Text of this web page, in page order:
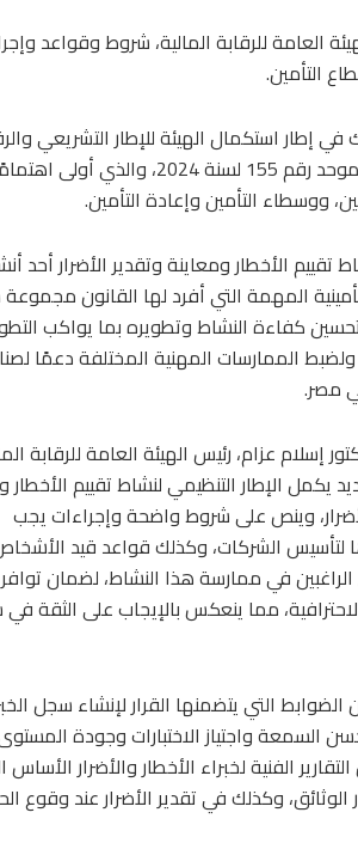
العامة للرقابة المالية، شروط وقواعد
التأمين.
إطار استكمال الهيئة للإطار التشريعي
التأمين الموحد رقم 155 لسنة
ووسطاء التأمين وإعادة التأمين.
تقييم الأخطار ومعاينة وتقدير الأضرار أحد
المهمة التي أفرد لها القانون
كفاءة النشاط وتطويره بما يواكب
ولضبط الممارسات المهنية المختلفة دعمًا
مصر.
إسلام عزام، رئيس الهيئة العامة للرقابة
يكمل الإطار التنظيمي لنشاط تقييم الأخطار
وينص على شروط واضحة وإجراءات يجب
لتأسيس الشركات، وكذلك قواعد قيد
الراغبين في ممارسة هذا النشاط، لضمان توافر
مما ينعكس بالإيجاب على الثقة
التي يتضمنها القرار لإنشاء سجل
السمعة واجتياز الاختبارات وجودة
الفنية لخبراء الأخطار والأضرار
الوثائق، وكذلك في تقدير الأضرار عند وقوع